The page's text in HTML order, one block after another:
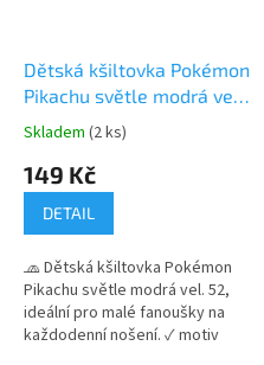
Dětská kšiltovka Pokémon
Pikachu světle modrá vel.
52
Průměrné
produktu
5
hvězdiček.
Skladem (2 ks)
149 Kč
DETAIL
🧢 Dětská kšiltovka Pokémon
Pikachu světle modrá vel. 52,
ideální pro malé fanoušky na
každodenní nošení. ✓ motiv